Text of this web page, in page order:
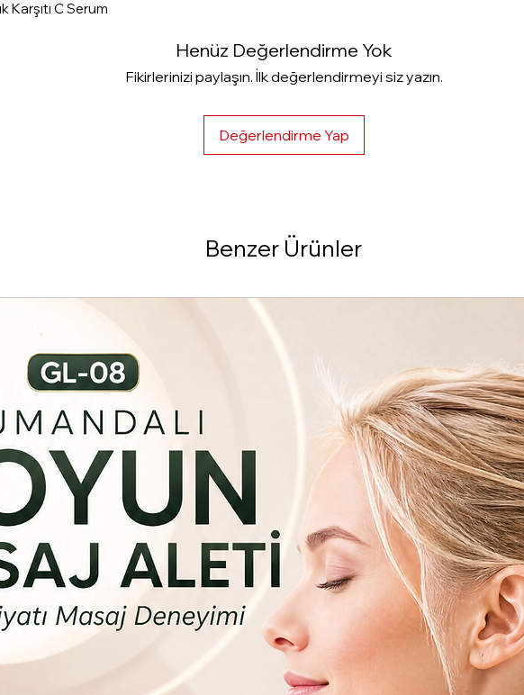
Karşıtı C Serum
Henüz Değerlendirme Yok
Fikirlerinizi paylaşın. İlk değerlendirmeyi siz yazın.
Değerlendirme Yap
Benzer Ürünler